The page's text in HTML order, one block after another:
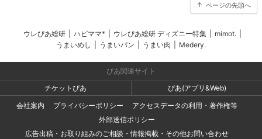
ページの先頭へ
ウレぴあ総研 ハピママ* ウレぴあ総研 ディズニー特集 mimot.
うまいめし
うまいパン うまい肉 Medery.
ぴあ関連サイト
チケットぴあ
ぴあ(アプリ&Web)
会社案内
プライバシーポリシー
アクセスデータの利用・著作権等
外部送信ポリシー
広告出稿・お取り組みのご相談・情報掲載・その他お問い合わせ